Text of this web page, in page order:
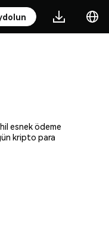
esnek ödeme
kripto para